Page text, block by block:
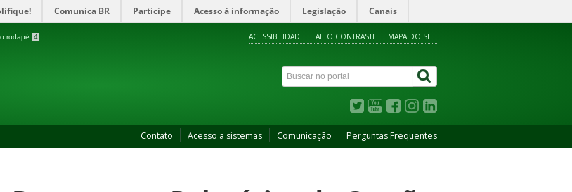
Comunica BR Participe Acesso à informação Legislação Canais
rodapé 4 ACESSIBILIDADE ALTO CONTRASTE MAPA DO SITE
Contato Acesso a sistemas Comunicação Perguntas Frequentes